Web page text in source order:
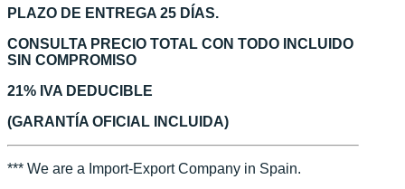
PLAZO DE ENTREGA 25 DÍAS.
CONSULTA PRECIO TOTAL CON TODO INCLUIDO
SIN COMPROMISO
21% IVA DEDUCIBLE
(GARANTÍA OFICIAL INCLUIDA)
*** We are a Import-Export Company in Spain.